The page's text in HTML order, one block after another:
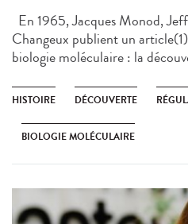
En 1965, Jacques Monod,
Changeux publient un
biologie moléculaire : la
HISTOIRE DÉCOUVERTE
BIOLOGIE MOLÉCULAIRE